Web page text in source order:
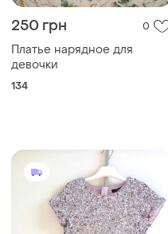
250 грн 0
Платье нарядное для
девочки
134